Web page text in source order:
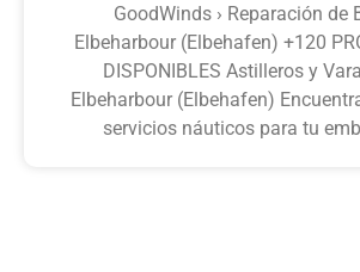
GoodWinds › Reparación de
Elbeharbour (Elbehafen) +120
DISPONIBLES Astilleros y
Elbeharbour (Elbehafen)
servicios náuticos para tu